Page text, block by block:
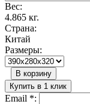
Вес:
4.865 кг.
Страна:
Китай
Размеры:
В корзину
Купить в 1 клик
Email *: